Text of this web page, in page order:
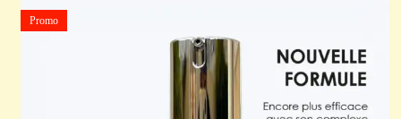
Promo